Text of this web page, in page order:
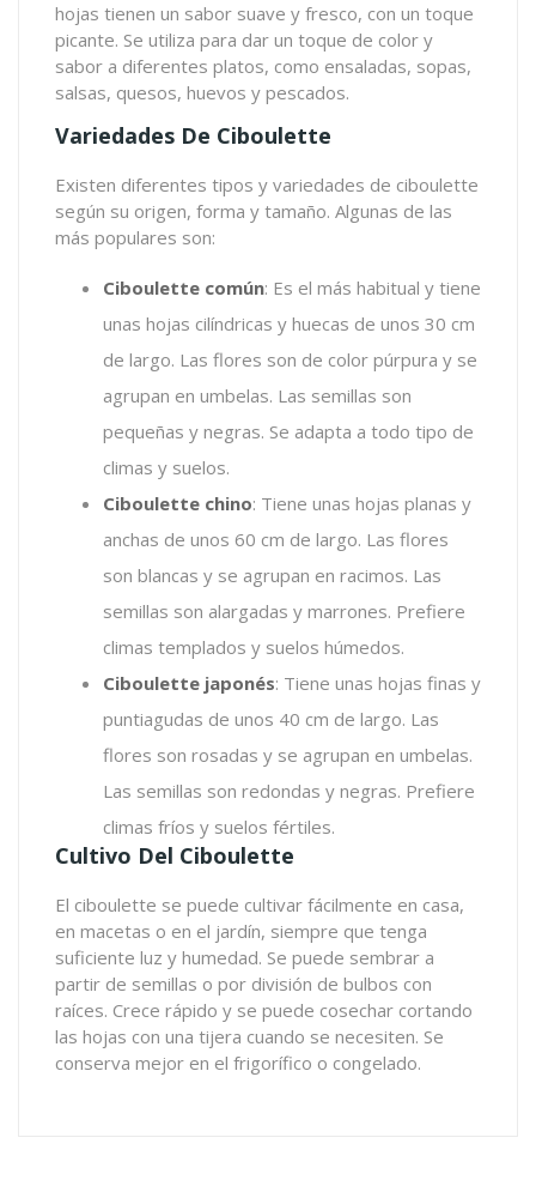
hojas tienen un sabor suave y fresco, con un toque
picante. Se utiliza para dar un toque de color y
sabor a diferentes platos, como ensaladas, sopas,
salsas, quesos, huevos y pescados.
Variedades De Ciboulette
Existen diferentes tipos y variedades de ciboulette
según su origen, forma y tamaño. Algunas de las
más populares son:
Ciboulette común: Es el más habitual y tiene
unas hojas cilíndricas y huecas de unos 30 cm
de largo. Las flores son de color púrpura y se
agrupan en umbelas. Las semillas son
pequeñas y negras. Se adapta a todo tipo de
climas y suelos.
Ciboulette chino: Tiene unas hojas planas y
anchas de unos 60 cm de largo. Las flores
son blancas y se agrupan en racimos. Las
semillas son alargadas y marrones. Prefiere
climas templados y suelos húmedos.
Ciboulette japonés: Tiene unas hojas finas y
puntiagudas de unos 40 cm de largo. Las
flores son rosadas y se agrupan en umbelas.
Las semillas son redondas y negras. Prefiere
climas fríos y suelos fértiles.
Cultivo Del Ciboulette
El ciboulette se puede cultivar fácilmente en casa,
en macetas o en el jardín, siempre que tenga
suficiente luz y humedad. Se puede sembrar a
partir de semillas o por división de bulbos con
raíces. Crece rápido y se puede cosechar cortando
las hojas con una tijera cuando se necesiten. Se
conserva mejor en el frigorífico o congelado.